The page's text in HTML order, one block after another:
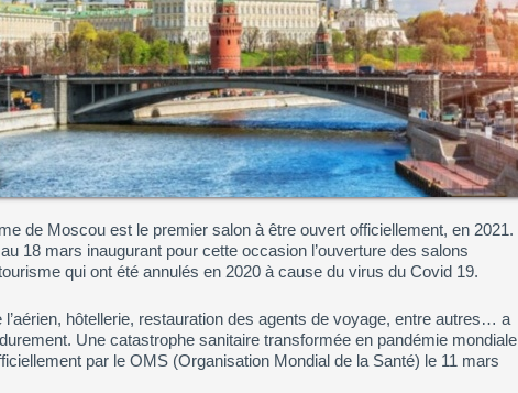
de Moscou est le premier salon à être ouvert officiellement, en 2021.
18 mars inaugurant pour cette occasion l’ouverture des salons
qui ont été annulés en 2020 à cause du virus du Covid 19.
l’aérien, hôtellerie, restauration des agents de voyage, entre autres… a
Une catastrophe sanitaire transformée en pandémie mondiale
par le OMS (Organisation Mondial de la Santé) le 11 mars